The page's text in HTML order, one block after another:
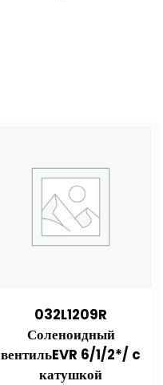
032L1209R
Соленоидный
вентильEVR 6/1/2*/ c
катушкой